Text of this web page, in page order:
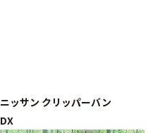
ニッサン クリッパーバン
DX